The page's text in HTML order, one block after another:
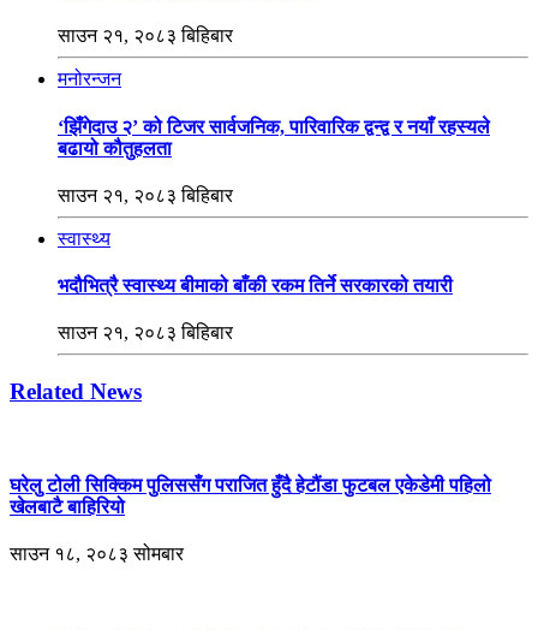
साउन २१, २०८३ बिहिबार
मनोरन्जन
‘झिँगेदाउ २’ को टिजर सार्वजनिक, पारिवारिक द्वन्द्व र नयाँ रहस्यले
बढायो कौतुहलता
साउन २१, २०८३ बिहिबार
स्वास्थ्य
भदौभित्रै स्वास्थ्य बीमाको बाँकी रकम तिर्ने सरकारको तयारी
साउन २१, २०८३ बिहिबार
Related News
घरेलु टोली सिक्किम पुलिससँग पराजित हुँदै हेटौंडा फुटबल एकेडेमी पहिलो
खेलबाटै बाहिरियो
साउन १८, २०८३ सोमबार